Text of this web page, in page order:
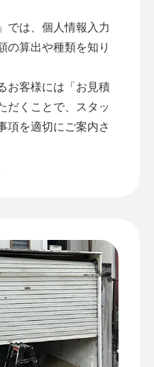
」では、個人情報入力
の算出や種類を知り
お客様には「お見積
だくことで、スタッ
項を適切にご案内さ